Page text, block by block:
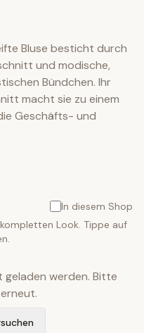
Bluse besticht durch
und modische,
Bündchen. Ihr
macht sie zu einem
Geschäfts- und
In diesem Shop
Look. Tippe auf
geladen werden. Bitte